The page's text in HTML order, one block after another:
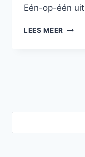
Eén-op-één
LEES MEER DE